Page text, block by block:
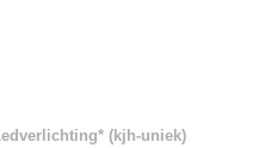
(kjh-uniek)